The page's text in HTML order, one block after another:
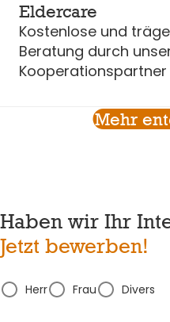
Eldercare
Kostenlose und
Beratung durch
Kooperationspartner
Mehr
Haben wir Ihr
Jetzt bewerben!
Herr Frau Divers